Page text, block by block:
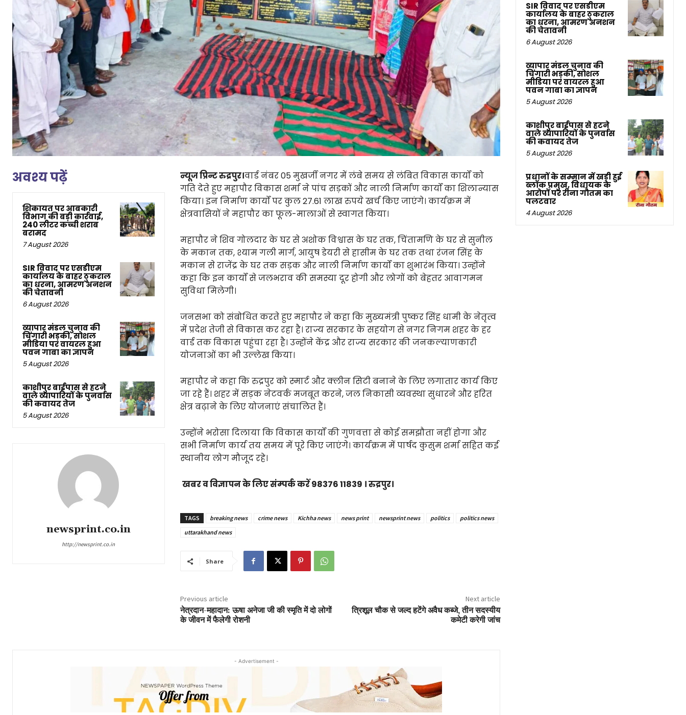
अवश्य पढ़ें
शिकायत पर आबकारी
विभाग की बड़ी कार्रवाई,
240 लीटर कच्ची शराब
बरामद
7 August 2026
SIR विवाद पर एसडीएम
कार्यालय के बाहर ठुकराल
का धरना, आमरण अनशन
की चेतावनी
6 August 2026
व्यापार मंडल चुनाव की
चिंगारी भड़की, सोशल
मीडिया पर वायरल हुआ
पवन गाबा का ज्ञापन
5 August 2026
काशीपुर बाईपास से हटने
वाले व्यापारियों के पुनर्वास
की कवायद तेज
5 August 2026
newsprint.co.in
http://newsprint.co.in
न्यूज प्रिन्ट रुद्रपुर।वार्ड नंबर 05 मुखर्जी नगर में लंबे समय से लंबित विकास कार्यों को
गति देते हुए महापौर विकास शर्मा ने पांच सड़कों और नाली निर्माण कार्यों का शिलान्यास
किया। इन निर्माण कार्यों पर कुल 27.61 लाख रुपये खर्च किए जाएंगे। कार्यक्रम में
क्षेत्रवासियों ने महापौर का फूल-मालाओं से स्वागत किया।
महापौर ने शिव गोलदार के घर से अशोक विश्वास के घर तक, चिंतामणि के घर से सुनील
के मकान तक, श्याम गली मार्ग, आयुष डेयरी से हासीम के घर तक तथा रंजन सिंह के
मकान से राजेंद्र के घर तक सड़क और नाली निर्माण कार्यों का शुभारंभ किया। उन्होंने
कहा कि इन कार्यों से जलभराव की समस्या दूर होगी और लोगों को बेहतर आवागमन
सुविधा मिलेगी।
जनसभा को संबोधित करते हुए महापौर ने कहा कि मुख्यमंत्री पुष्कर सिंह धामी के नेतृत्व
में प्रदेश तेजी से विकास कर रहा है। राज्य सरकार के सहयोग से नगर निगम शहर के हर
वार्ड तक विकास पहुंचा रहा है। उन्होंने केंद्र और राज्य सरकार की जनकल्याणकारी
योजनाओं का भी उल्लेख किया।
महापौर ने कहा कि रुद्रपुर को स्मार्ट और क्लीन सिटी बनाने के लिए लगातार कार्य किए
जा रहे हैं। शहर में सड़क नेटवर्क मजबूत करने, जल निकासी व्यवस्था सुधारने और हरित
क्षेत्र बढ़ाने के लिए योजनाएं संचालित हैं।
उन्होंने भरोसा दिलाया कि विकास कार्यों की गुणवत्ता से कोई समझौता नहीं होगा और
सभी निर्माण कार्य तय समय में पूरे किए जाएंगे। कार्यक्रम में पार्षद कुसुम शर्मा सहित कई
स्थानीय लोग मौजूद रहे।
खबर व विज्ञापन के लिए संम्पर्क करें 98376 11839 । रुद्रपुर।
TAGS breaking news crime news Kichha news news print newsprint news politics
politics news
uttarakhand news
Share
Previous article
नेत्रदान-महादान: ऊषा अनेजा जी की स्मृति में दो लोगों
के जीवन में फैलेगी रोशनी
Next article
त्रिशूल चौक से जल्द हटेंगे अवैध कब्जे, तीन सदस्यीय
कमेटी करेगी जांच
- Advertisement -
SIR विवाद पर एसडीएम
कार्यालय के बाहर ठुकराल
का धरना, आमरण अनशन
की चेतावनी
6 August 2026
व्यापार मंडल चुनाव की
चिंगारी भड़की, सोशल
मीडिया पर वायरल हुआ
पवन गाबा का ज्ञापन
5 August 2026
काशीपुर बाईपास से हटने
वाले व्यापारियों के पुनर्वास
की कवायद तेज
5 August 2026
प्रधानों के सम्मान में खड़ी हुई
ब्लॉक प्रमुख, विधायक के
आरोपों पर रीना गौतम का
पलटवार
4 August 2026